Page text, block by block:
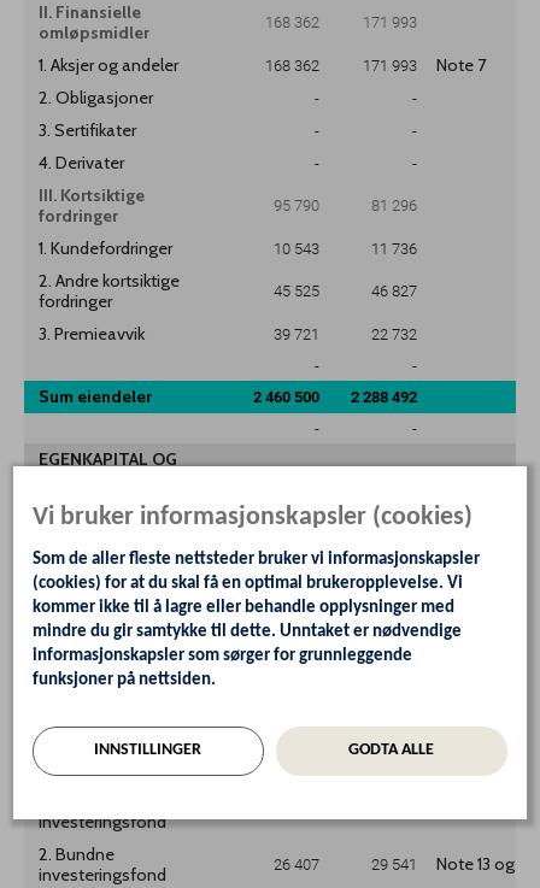
II. Finansielle
omløpsmidler
168 362
171 993
1. Aksjer og andeler
168 362 171 993
Note 7
2. Obligasjoner
-
-
3. Sertifikater
-
-
4. Derivater
-
-
III. Kortsiktige
fordringer
95 790
81 296
1. Kundefordringer
10 543
11 736
2. Andre kortsiktige
fordringer
45 525
46 827
3. Premieavvik
39 721
22 732
-
-
Sum eiendeler
2 460 500
2 288 492
-
-
EGENKAPITAL OG
-
-
C. Egenkapital
471 492
414 747
1. Disposisjonsfond
36 737
4 005
2. Bundne driftsfond
20 038 21 675
Note 13
3. Merforbruk i
driftsregnskapet
-
II. Egenkapital
investering
135 997
139 132
investeringsfond
2. Bundne
investeringsfond
26 407 29 541
Note 13 og 14
Vi bruker informasjonskapsler (cookies)
Som de aller fleste nettsteder bruker vi informasjonskapsler
(cookies) for at du skal få en optimal brukeropplevelse. Vi
kommer ikke til å lagre eller behandle opplysninger med
mindre du gir samtykke til dette. Unntaket er nødvendige
informasjonskapsler som sørger for grunnleggende
funksjoner på nettsiden.
INNSTILLINGER GODTA ALLE